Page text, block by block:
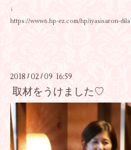
↓
https://www6.hp-ez.com/hp/iyasisaron-dila
2018 /02 / 09 16:59
取材をうけました♡